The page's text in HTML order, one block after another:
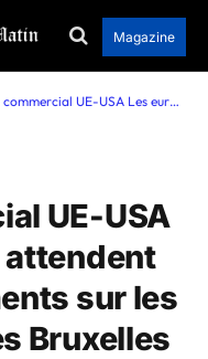
Magazine
Les eurodéputés attendent des éclaircissements sur les taxes américaines Bruxelles 2026
UE-USA
attendent
sur les
Bruxelles